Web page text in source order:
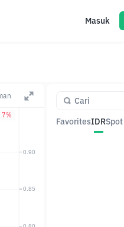
Masuk
FavoritesIDRSpot